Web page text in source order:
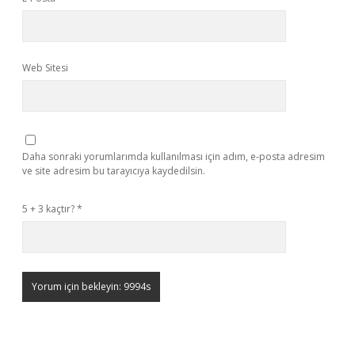
Web Sitesi
Daha sonraki yorumlarımda kullanılması için adım, e-posta adresim
ve site adresim bu tarayıcıya kaydedilsin.
5 + 3 kaçtır?*